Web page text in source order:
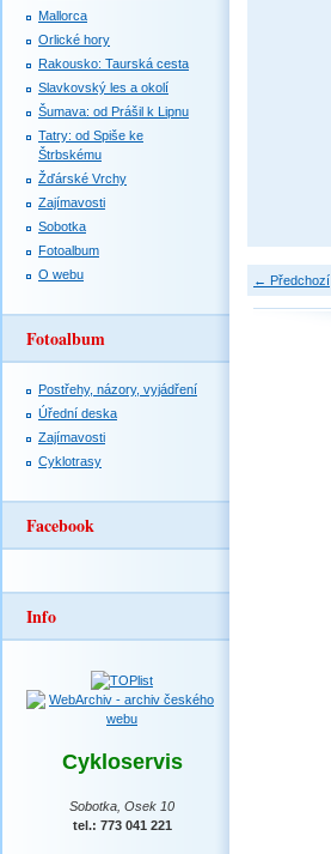
← Předchozí
Mallorca
Orlické hory
Rakousko: Taurská cesta
Slavkovský les a okolí
Šumava: od Prášil k Lipnu
Tatry: od Spiše ke
Štrbskému
Žďárské Vrchy
Zajímavosti
Sobotka
Fotoalbum
O webu
Fotoalbum
Postřehy, názory, vyjádření
Úřední deska
Zajímavosti
Cyklotrasy
Facebook
Info
Cykloservis
Sobotka, Osek 10
tel.: 773 041 221